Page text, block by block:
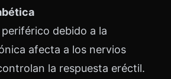
debido a la
afecta a los nervios
la respuesta eréctil.